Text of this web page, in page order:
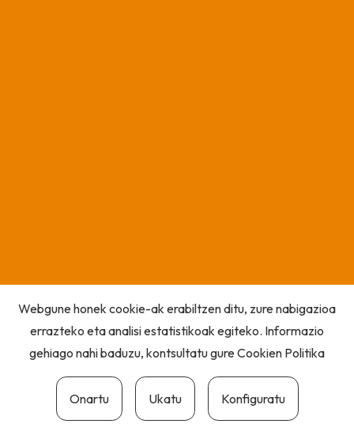
Webgune honek cookie-ak erabiltzen ditu, zure nabigazioa
errazteko eta analisi estatistikoak egiteko. Informazio
gehiago nahi baduzu, kontsultatu gureCookien Politika
Onartu Ukatu Konfiguratu